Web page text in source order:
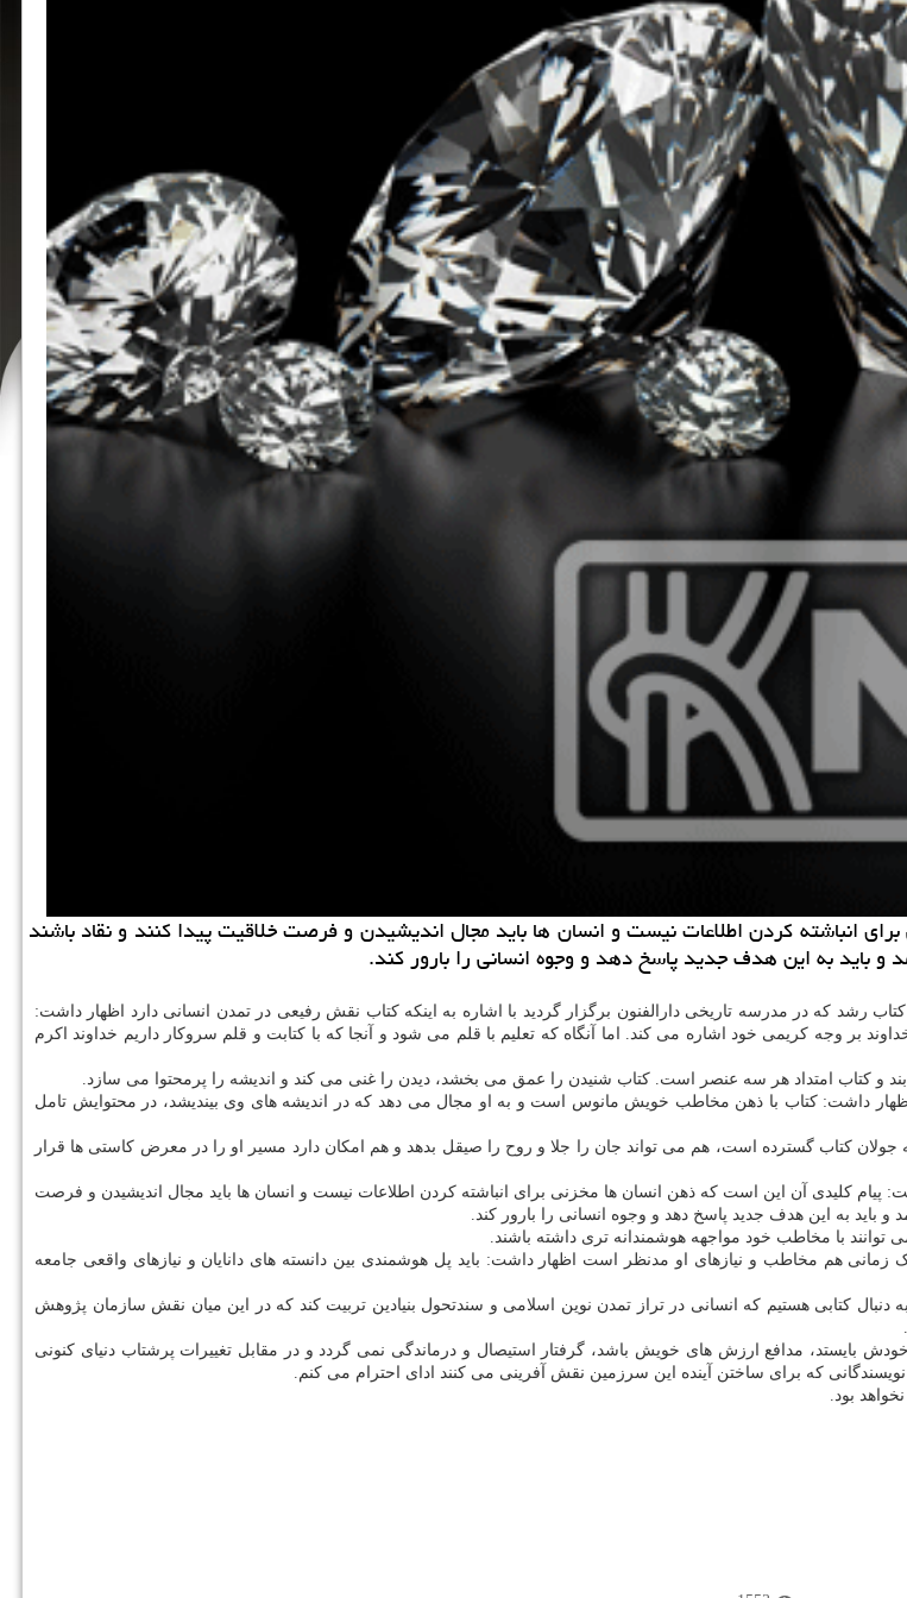
انباشته کردن اطلاعات نیست و انسان ها باید مجال اندیشیدن و فرصت خلاقیت پیدا کنند و نقاد باشند
و باید به این هدف جدید پاسخ دهد و وجوه انسانی را بارور کند.
کتاب رشد که در مدرسه تاریخی دارالفنون برگزار گردید با اشاره به اینکه کتاب نقش رفیعی در تمدن انسانی دارد اظهار داشت:
بر وجه کریمی خود اشاره می کند. اما آنگاه که تعلیم با قلم می شود و آنجا که با کتابت و قلم سروکار داریم خداوند اکرم
و کتاب امتداد هر سه عنصر است. کتاب شنیدن را عمق می بخشد، دیدن را غنی می کند و اندیشه را پرمحتوا می سازد.
داشت: کتاب با ذهن مخاطب خویش مانوس است و به او مجال می دهد که در اندیشه های وی بیندیشد، در محتوایش تامل
کتاب گسترده است، هم می تواند جان را جلا و روح را صیقل بدهد و هم امکان دارد مسیر او را در معرض کاستی ها قرار
کلیدی آن این است که ذهن انسان ها مخزنی برای انباشته کردن اطلاعات نیست و انسان ها باید مجال اندیشیدن و فرصت
و باید به این هدف جدید پاسخ دهد و وجوه انسانی را بارور کند.
با مخاطب خود مواجهه هوشمندانه تری داشته باشند.
هم مخاطب و نیازهای او مدنظر است اظهار داشت: باید پل هوشمندی بین دانسته های دانایان و نیازهای واقعی جامعه
دنبال کتابی هستیم که انسانی در تراز تمدن نوین اسلامی و سندتحول بنیادین تربیت کند که در این میان نقش سازمان پژوهش
بایستد، مدافع ارزش های خویش باشد، گرفتار استیصال و درماندگی نمی گردد و در مقابل تغییرات پرشتاب دنیای کنونی
که برای ساختن آینده این سرزمین نقش آفرینی می کنند ادای احترام می کنم.
بود.